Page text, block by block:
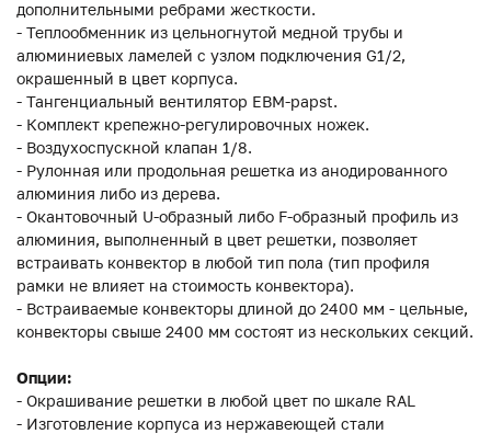
дополнительными ребрами жесткости.
- Теплообменник из цельногнутой медной трубы и
алюминиевых ламелей с узлом подключения G1/2,
окрашенный в цвет корпуса.
- Тангенциальный вентилятор EBM-papst.
- Комплект крепежно-регулировочных ножек.
- Воздухоспускной клапан 1/8.
- Рулонная или продольная решетка из анодированного
алюминия либо из дерева.
- Окантовочный U-образный либо F-образный профиль из
алюминия, выполненный в цвет решетки, позволяет
встраивать конвектор в любой тип пола (тип профиля
рамки не влияет на стоимость конвектора).
- Встраиваемые конвекторы длиной до 2400 мм - цельные,
конвекторы свыше 2400 мм состоят из нескольких секций.
Опции:
- Окрашивание решетки в любой цвет по шкале RAL
- Изготовление корпуса из нержавеющей стали